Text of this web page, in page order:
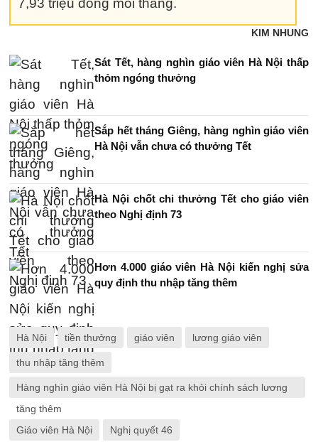
7,93 triệu đồng mỗi tháng.
KIM NHUNG
Sát Tết, hàng nghìn giáo viên Hà Nội thấp
thỏm ngóng thưởng
Sắp hết tháng Giêng, hàng nghìn giáo viên
Hà Nội vẫn chưa có thưởng Tết
Hà Nội chốt chi thưởng Tết cho giáo viên
theo Nghị định 73
Hơn 4.000 giáo viên Hà Nội kiến nghị sửa
quy định thu nhập tăng thêm
Hà Nội tiền thưởng giáo viên lương giáo viên
thu nhập tăng thêm
Hàng nghìn giáo viên Hà Nội bị gạt ra khỏi chính sách lương
tăng thêm
Giáo viên Hà Nội
Nghị quyết 46